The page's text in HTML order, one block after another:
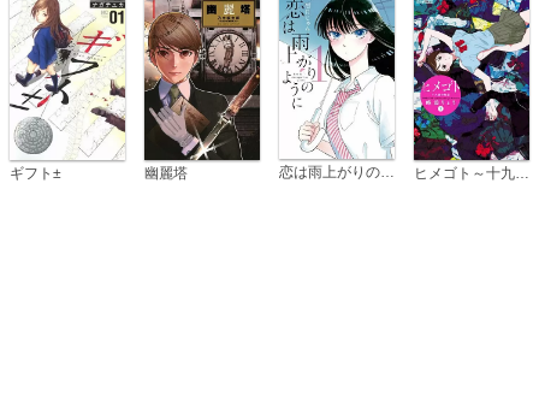
ギフト± 幽麗塔 恋は雨上がりのように